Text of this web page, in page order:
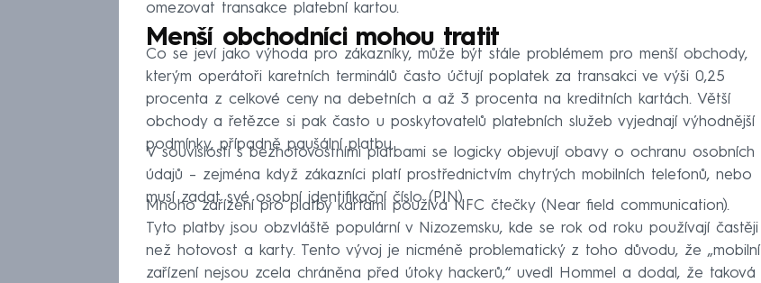
omezovat transakce platební kartou.
Menší obchodníci mohou tratit
Co se jeví jako výhoda pro zákazníky, může být stále problémem pro menší obchody,
kterým operátoři karetních terminálů často účtují poplatek za transakci ve výši 0,25
procenta z celkové ceny na debetních a až 3 procenta na kreditních kartách. Větší
obchody a řetězce si pak často u poskytovatelů platebních služeb vyjednají výhodnější
podmínky, případně paušální platbu.
V souvislosti s bezhotovostními platbami se logicky objevují obavy o ochranu osobních
údajů – zejména když zákazníci platí prostřednictvím chytrých mobilních telefonů, nebo
musí zadat své osobní identifikační číslo (PIN).
Mnoho zařízení pro platby kartami používá NFC čtečky (Near field communication).
Tyto platby jsou obzvláště populární v Nizozemsku, kde se rok od roku používají častěji
než hotovost a karty. Tento vývoj je nicméně problematický z toho důvodu, že „mobilní
zařízení nejsou zcela chráněna před útoky hackerů,“ uvedl Hommel a dodal, že taková